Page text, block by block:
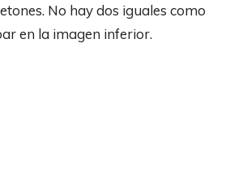
No hay dos iguales como
en la imagen inferior.